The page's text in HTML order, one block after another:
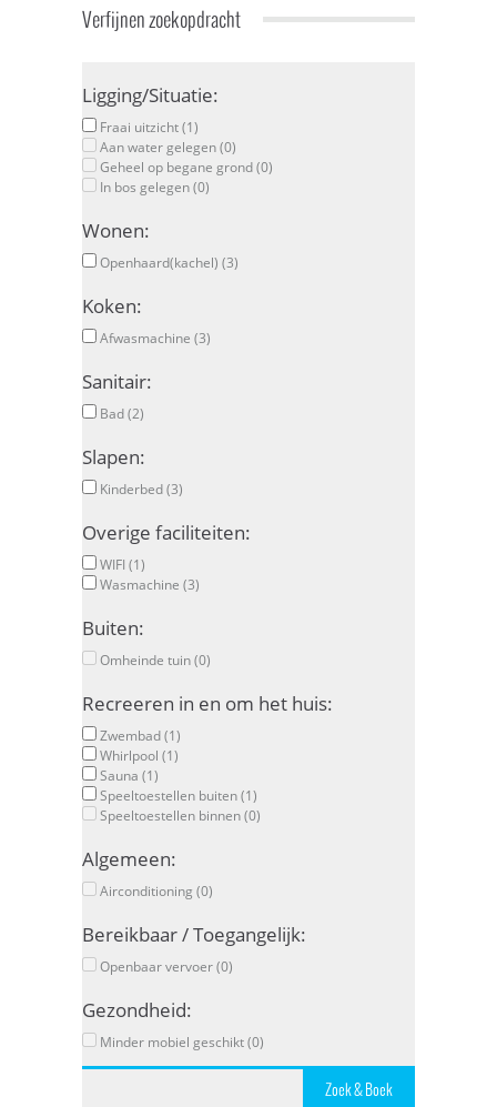
Verfijnen zoekopdracht
Ligging/Situatie:
Fraai uitzicht (1)
Aan water gelegen (0)
Geheel op begane grond (0)
In bos gelegen (0)
Wonen:
Openhaard(kachel) (3)
Koken:
Afwasmachine (3)
Sanitair:
Bad (2)
Slapen:
Kinderbed (3)
Overige faciliteiten:
WIFI (1)
Wasmachine (3)
Buiten:
Omheinde tuin (0)
Recreeren in en om het huis:
Zwembad (1)
Whirlpool (1)
Sauna (1)
Speeltoestellen buiten (1)
Speeltoestellen binnen (0)
Algemeen:
Airconditioning (0)
Bereikbaar / Toegangelijk:
Openbaar vervoer (0)
Gezondheid:
Minder mobiel geschikt (0)